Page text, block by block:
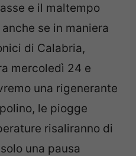
e il maltempo
se in maniera
di Calabria,
mercoledì 24 e
una rigenerante
le piogge
risaliranno di
una pausa